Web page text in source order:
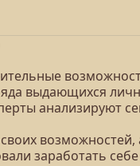
выдающихся
анализируют
возможностей,
заработать себе